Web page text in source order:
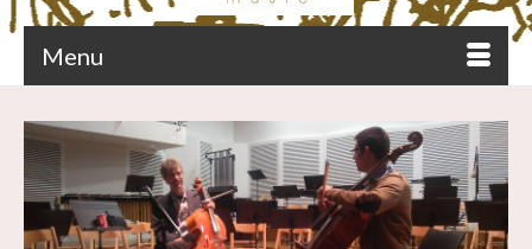
Menu